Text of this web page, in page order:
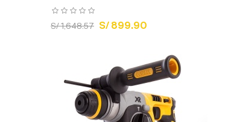
S/ 1,648.57 S/ 899.90